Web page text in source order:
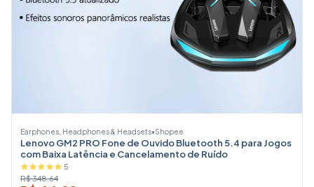
Earphones, Headphones & Headsets•Shopee
Lenovo GM2 PRO Fone de Ouvido Bluetooth 5.4 para Jogos
com Baixa Latência e Cancelamento de Ruído
5
R$ 348,64